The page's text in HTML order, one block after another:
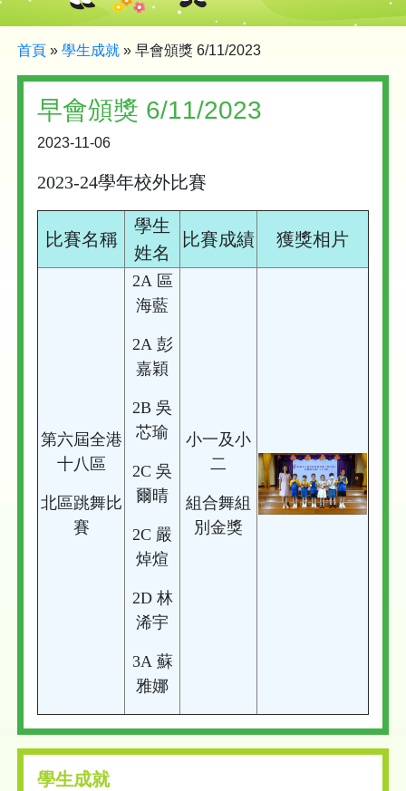
首頁 » 學生成就 » 早會頒獎 6/11/2023
早會頒獎 6/11/2023
2023-11-06
2023-24學年校外比賽
比賽名稱
學生
姓名
比賽成績 獲獎相片
第六屆全港
十八區
北區跳舞比
賽
2A 區
海藍
2A 彭
嘉穎
2B 吳
芯瑜
2C 吳
爾晴
2C 嚴
焯煊
2D 林
浠宇
3A 蘇
雅娜
小一及小
二
組合舞組
別金獎
學生成就